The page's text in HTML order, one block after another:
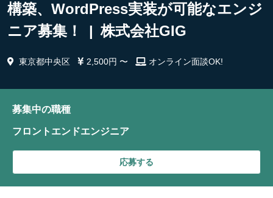
構築、WordPress実装が可能なエンジ
ニア募集！ | 株式会社GIG
東京都中央区 2,500円 〜 オンライン面談OK!
募集中の職種
フロントエンドエンジニア
応募する